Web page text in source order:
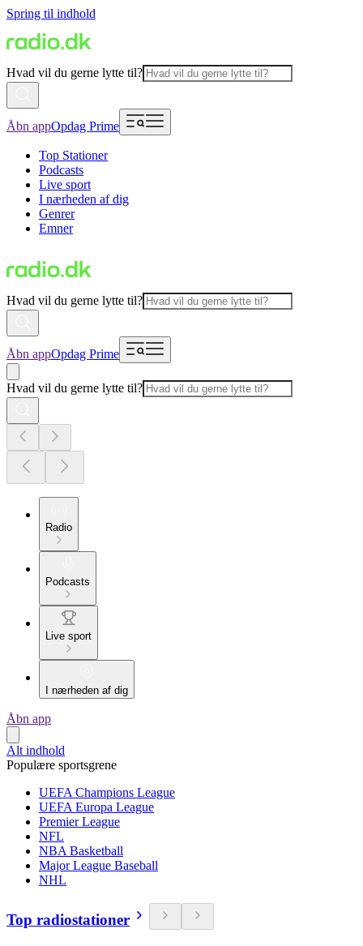
Spring til indhold
Hvad vil du gerne lytte til?
Åbn appOpdag Prime
Top Stationer
Podcasts
Live sport
I nærheden af dig
Genrer
Emner
Hvad vil du gerne lytte til?
Åbn appOpdag Prime
Hvad vil du gerne lytte til?
Radio
Podcasts
Live sport
I nærheden af dig
Åbn app
Alt indhold
Populære sportsgrene
UEFA Champions League
UEFA Europa League
Premier League
NFL
NBA Basketball
Major League Baseball
NHL
Top radiostationer